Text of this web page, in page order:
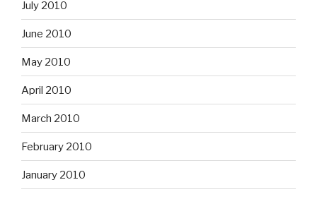
July 2010
June 2010
May 2010
April 2010
March 2010
February 2010
January 2010